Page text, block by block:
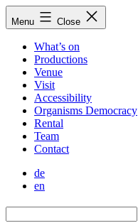
Skip
toMenu Close
What’s on
Productions
Venue
Visit
Accessibility
Organisms Democracy
Rental
Team
Contact
de
en